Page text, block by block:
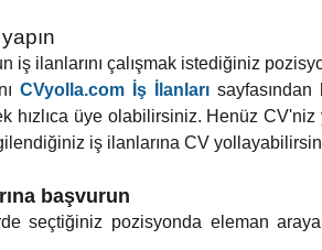
iş ilanlarını çalışmak istediğiniz
CVyolla.com İş İlanlarısayfasından
hızlıca üye olabilirsiniz. Henüz CV'niz
iş ilanlarına CV
başvurun
seçtiğiniz pozisyonda eleman